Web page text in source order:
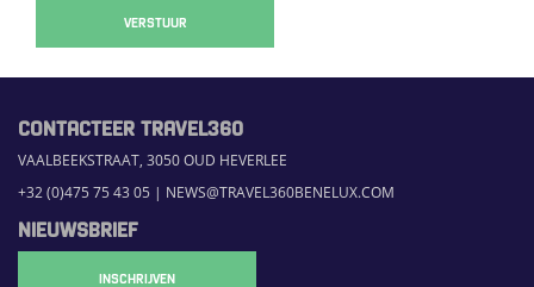
VERSTUUR
CONTACTEER TRAVEL360
VAALBEEKSTRAAT, 3050 OUD HEVERLEE
+32 (0)475 75 43 05 | NEWS@TRAVEL360BENELUX.COM
NIEUWSBRIEF
INSCHRIJVEN